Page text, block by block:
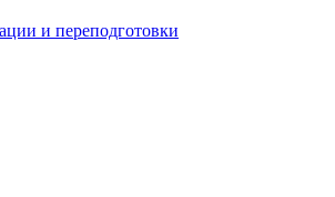
и переподготовки